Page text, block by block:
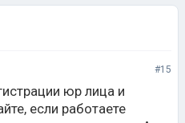
#15
юр лица и
если работаете